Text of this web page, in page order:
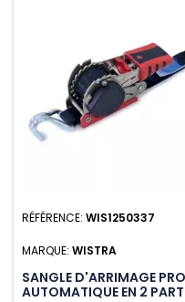
RÉFÉRENCE: WIS1250337
MARQUE: WISTRA
SANGLE D'ARRIMAGE
AUTOMATIQUE EN 2